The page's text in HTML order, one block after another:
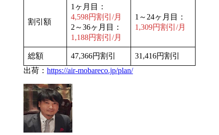
割引額
1ヶ月目：
4,598円割引/月
2～36ヶ月目：
1,188円割引/月
1～24ヶ月目：
1,309円割引/月
総額 47,366円割引
31,416円割引
出荷： https://air-mobareco.jp/plan/